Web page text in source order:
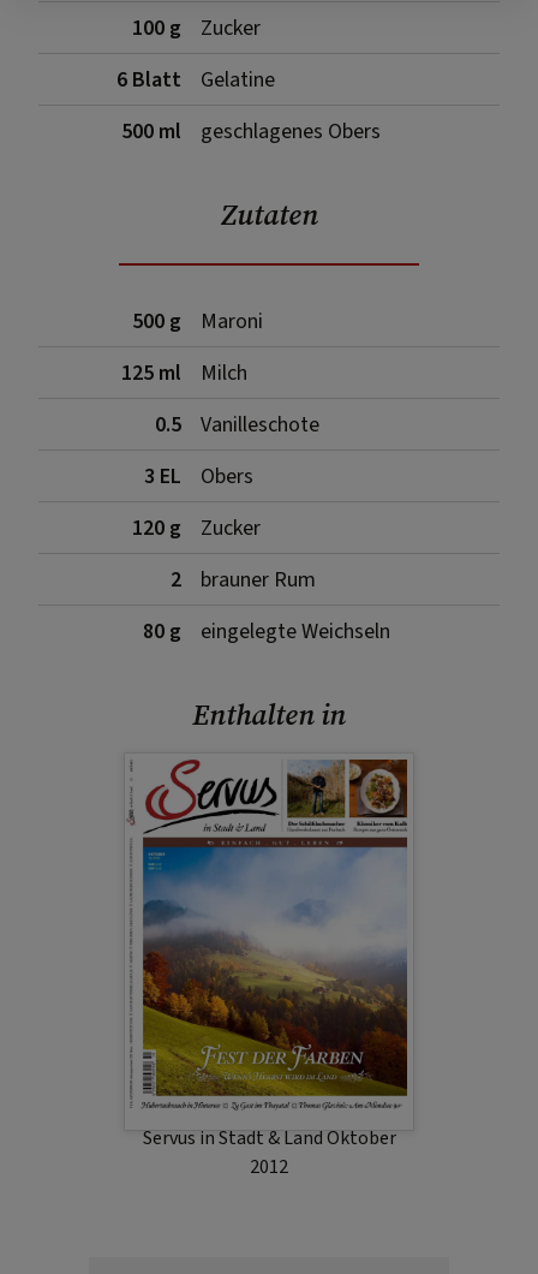
100 g
Zucker
6 Blatt
Gelatine
500 ml
geschlagenes Obers
Zutaten
500 g
Maroni
125 ml
Milch
0.5
Vanilleschote
3 EL
Obers
120 g
Zucker
2
brauner Rum
80 g
eingelegte Weichseln
Enthalten in
Servus in Stadt & Land Oktober
2012